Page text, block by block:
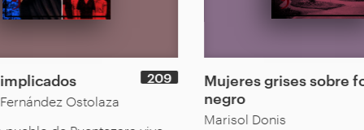
Ostolaza
209
Mujeres grises sobre
negro
Marisol Donis